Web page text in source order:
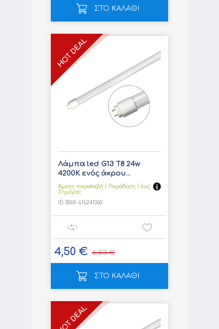
ΣΤΟ ΚΑΛΑΘΙ
Λάμπα led G13 T8 24w
4200K ενός άκρου...
Άμεση παραλαβή / Παράδoση 1 έως
3 ημέρες
ID: 0069-616241360
4,50 € 6,53 €
ΣΤΟ ΚΑΛΑΘΙ